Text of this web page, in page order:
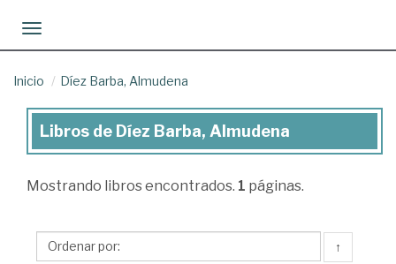
Toggle navigation
Inicio Díez Barba, Almudena
Libros
Díez
Almudena
Libros de Díez Barba, Almudena
Mostrando libros encontrados. 1 páginas.
↑